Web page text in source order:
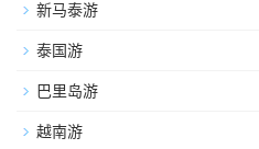
新马泰游
泰国游
巴里岛游
越南游